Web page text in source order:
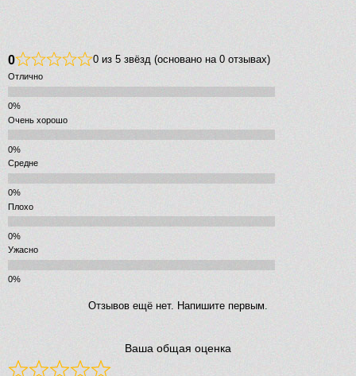
0 0 из 5 звёзд (основано на 0 отзывах)
Отлично
Очень хорошо
Средне
Плохо
Ужасно
Отзывов ещё нет. Напишите первым.
Ваша общая оценка